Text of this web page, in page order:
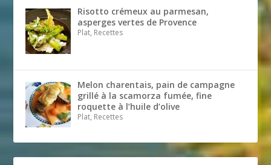
Risotto crémeux au parmesan,
asperges vertes de Provence
Plat, Recettes
Melon charentais, pain de campagne
grillé à la scamorza fumée, fine
roquette à l’huile d’olive
Plat, Recettes